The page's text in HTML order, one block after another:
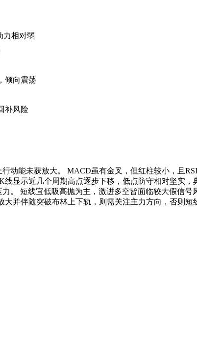
力相对弱
倾向震荡
补风险
动能未获放大。 MACD虽有金叉，但红柱较小，且
显示近几个周期高点逐步下移，低点防守相对坚实
。 短线宜低吸高抛为主，激进多空皆面临较大假信
并伴随突破布林上下轨，则需关注主力方向，否则短